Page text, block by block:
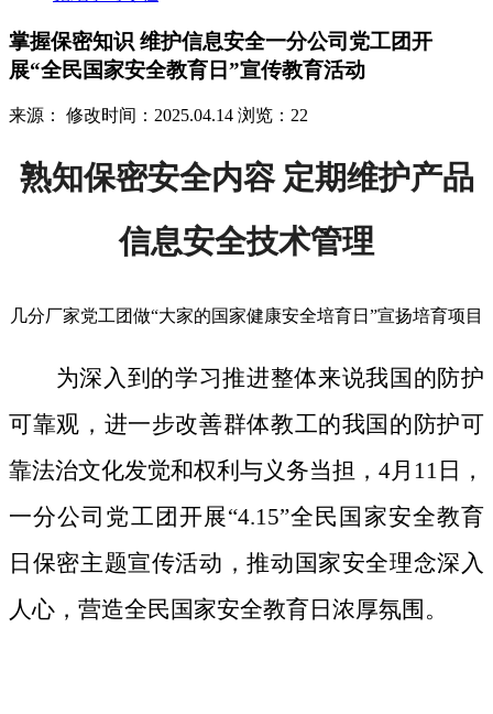
掌握保密知识 维护信息安全一分公司党工团开
展“全民国家安全教育日”宣传教育活动
来源： 修改时间：2025.04.14 浏览：22
熟知保密安全内容 定期维护产品
信息安全技术管理
几分厂家党工团做“大家的国家健康安全培育日”宣扬培育项目
为深入到的学习推进整体来说我国的防护
可靠观，进一步改善群体教工的我国的防护可
靠法治文化发觉和权利与义务当担，4月11日，
一分公司党工团开展“4.15”全民国家安全教育
日保密主题宣传活动，推动国家安全理念深入
人心，营造全民国家安全教育日浓厚氛围。